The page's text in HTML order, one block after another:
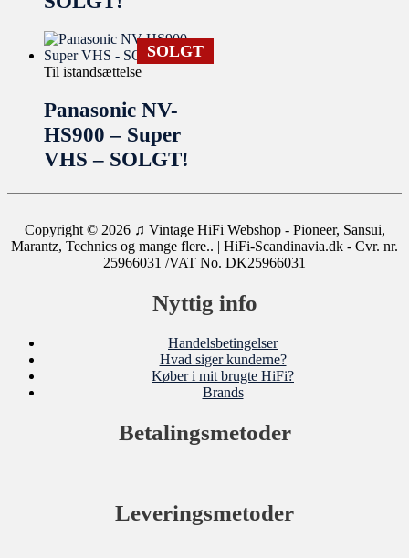
SOLGT
Til istandsættelse
Panasonic NV-
HS900 – Super
VHS – SOLGT!
Copyright © 2026 ♫ Vintage HiFi Webshop - Pioneer, Sansui,
Marantz, Technics og mange flere.. | HiFi-Scandinavia.dk - Cvr. nr.
25966031 /VAT No. DK25966031
Nyttig info
Handelsbetingelser
Hvad siger kunderne?
Køber i mit brugte HiFi?
Brands
Betalingsmetoder
Leveringsmetoder